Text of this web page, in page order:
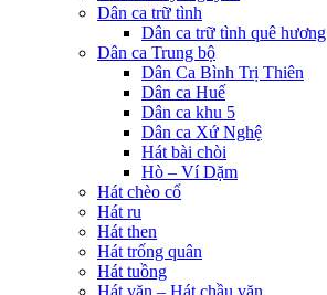
Dân ca trữ tình
Dân ca trữ tình quê hương
Dân ca Trung bộ
Dân Ca Bình Trị Thiên
Dân ca Huế
Dân ca khu 5
Dân ca Xứ Nghệ
Hát bài chòi
Hò – Ví Dặm
Hát chèo cổ
Hát ru
Hát then
Hát trống quân
Hát tuồng
Hát văn – Hát chầu văn